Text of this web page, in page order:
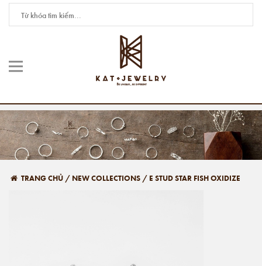
TRANG CHỦ / NEW COLLECTIONS / E STUD STAR FISH OXIDIZE